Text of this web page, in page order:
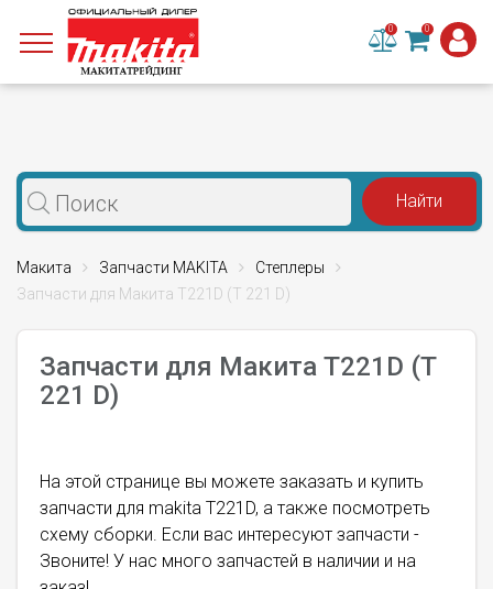
0 0
Макита Запчасти MAKITA
Степлеры
Запчасти для Макита T221D (T 221 D)
Запчасти для Макита T221D (T
221 D)
На этой странице вы можете заказать и купить
запчасти для makita T221D, а также посмотреть
схему сборки. Если вас интересуют запчасти -
Звоните! У нас много запчастей в наличии и на